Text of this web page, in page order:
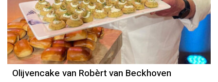
Olijvencake van Robèrt van Beckhoven